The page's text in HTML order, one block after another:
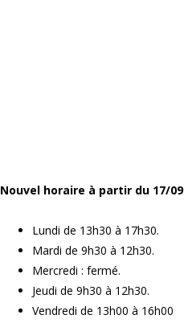
Nouvel horaire à partir du 17/09
Lundi de 13h30 à 17h30.
Mardi de 9h30 à 12h30.
Mercredi : fermé.
Jeudi de 9h30 à 12h30.
Vendredi de 13h00 à 16h00